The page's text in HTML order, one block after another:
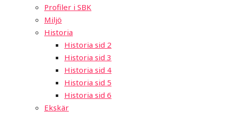
Profiler i SBK
Miljö
Historia
Historia sid 2
Historia sid 3
Historia sid 4
Historia sid 5
Historia sid 6
Ekskär